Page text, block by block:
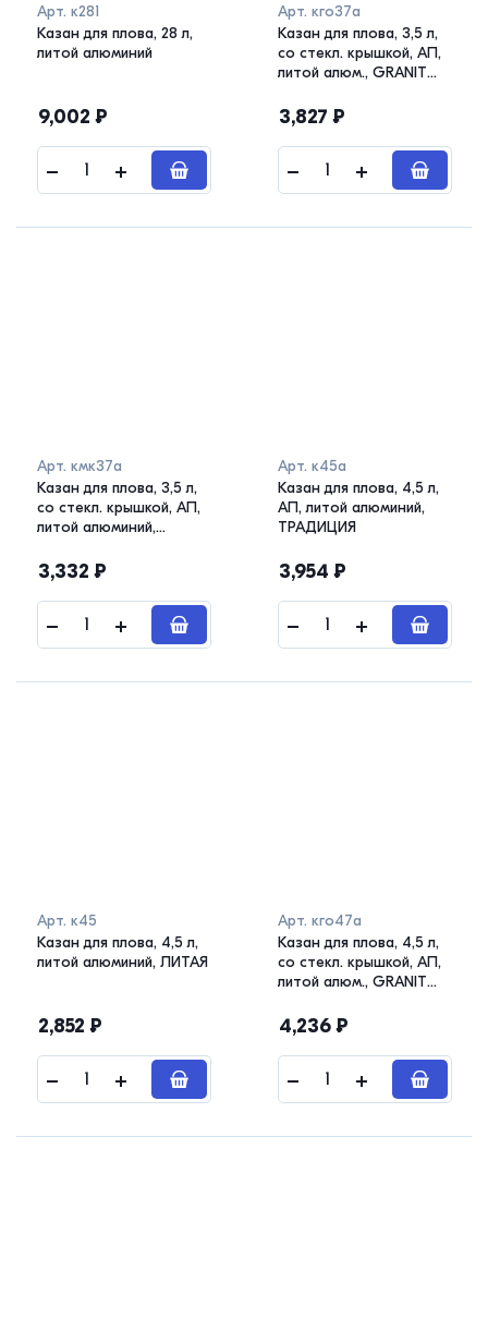
Арт. к281
Казан для плова, 28 л,
литой алюминий
9,002 ₽
Арт. кго37а
Казан для плова, 3,5 л,
со стекл. крышкой, АП,
литой алюм., GRANIT
3,827 ₽
Арт. кмк37а
Казан для плова, 3,5 л,
со стекл. крышкой, АП,
литой алюминий,
3,332 ₽
Арт. к45а
Казан для плова, 4,5 л,
АП, литой алюминий,
ТРАДИЦИЯ
3,954 ₽
Арт. к45
Казан для плова, 4,5 л,
литой алюминий, ЛИТАЯ
2,852 ₽
Арт. кго47а
Казан для плова, 4,5 л,
со стекл. крышкой, АП,
литой алюм., GRANIT
4,236₽